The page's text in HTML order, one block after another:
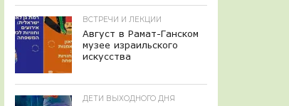
ВСТРЕЧИ И ЛЕКЦИИ
Август в Рамат-Ганском
музее израильского
искусства
ДЕТИ ВЫХОДНОГО ДНЯ